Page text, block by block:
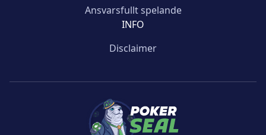
Ansvarsfullt spelande
INFO
Disclaimer